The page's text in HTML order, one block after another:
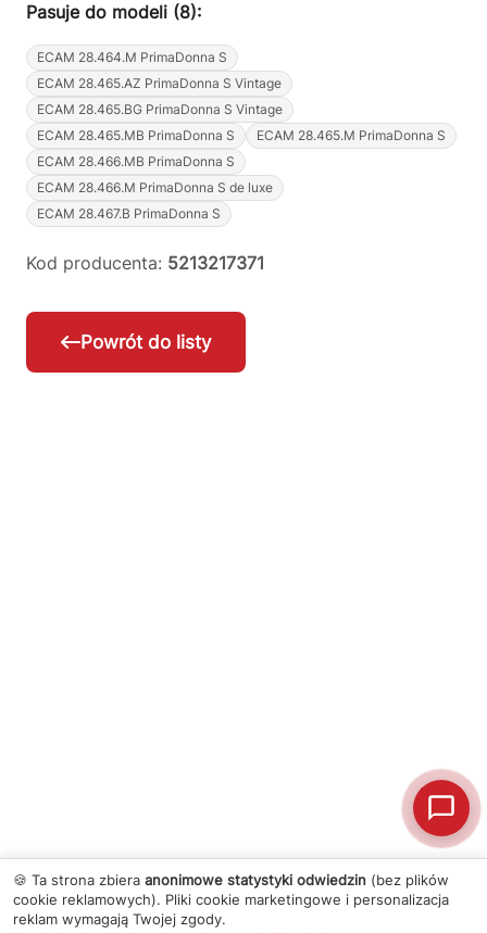
Pasuje do modeli (8):
ECAM 28.464.M PrimaDonna S
ECAM 28.465.AZ PrimaDonna S Vintage
ECAM 28.465.BG PrimaDonna S Vintage
ECAM 28.465.MB PrimaDonna S
ECAM 28.465.M PrimaDonna S
ECAM 28.466.MB PrimaDonna S
ECAM 28.466.M PrimaDonna S de luxe
ECAM 28.467.B PrimaDonna S
Kod producenta: 5213217371
Powrót do listy
🍪 Ta strona zbiera anonimowe statystyki odwiedzin (bez plików
cookie reklamowych). Pliki cookie marketingowe i personalizacja
reklam wymagają Twojej zgody.